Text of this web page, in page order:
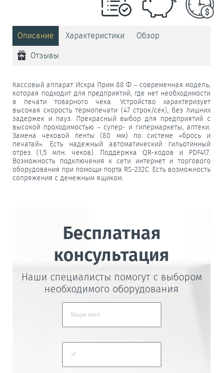
Описание Характеристики Обзор
Отзывы
Кассовый аппарат Искра Прим 88 Ф – современная модель,
которая подходит для предприятий, где нет необходимости
в печати товарного чека. Устройство характеризует
высокая скорость термопечати (47 строк/сек), без лишних
задержек и пауз. Прекрасный выбор для предприятий с
высокой проходимостью – супер- и гипермаркеты, аптеки.
Замена чековой ленты (80 мм) по системе «брось и
печатай». Есть надежный автоматический гильотинный
отрез (1,5 млн. чеков). Поддержка QR-кодов и PDF417.
Возможность подключения к сети интернет и торгового
оборудования при помощи порта RS-232С. Есть возможность
сопряжения с денежным ящиком.
Бесплатная
консультация
Наши специалисты помогут с выбором
необходимого оборудования